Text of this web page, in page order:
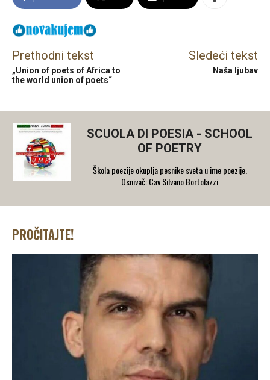
Prethodni tekst
„Union of poets of Africa to
the world union of poets“
Sledeći tekst
Naša ljubav
SCUOLA DI POESIA - SCHOOL
OF POETRY
Škola poezije okuplja pesnike sveta u ime poezije.
Osnivač: Cav Silvano Bortolazzi
PROČITAJTE!